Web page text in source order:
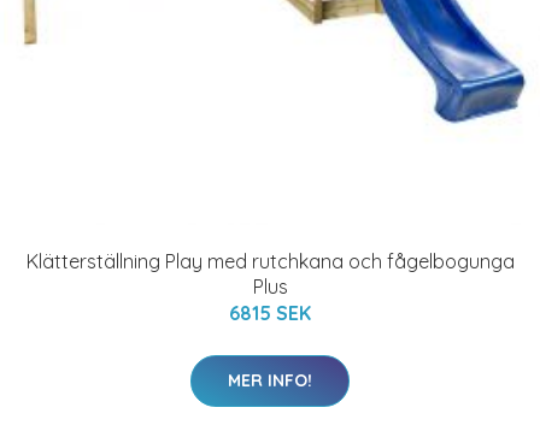
Klätterställning Play med rutchkana och fågelbogunga
Plus
6815 SEK
MER INFO!